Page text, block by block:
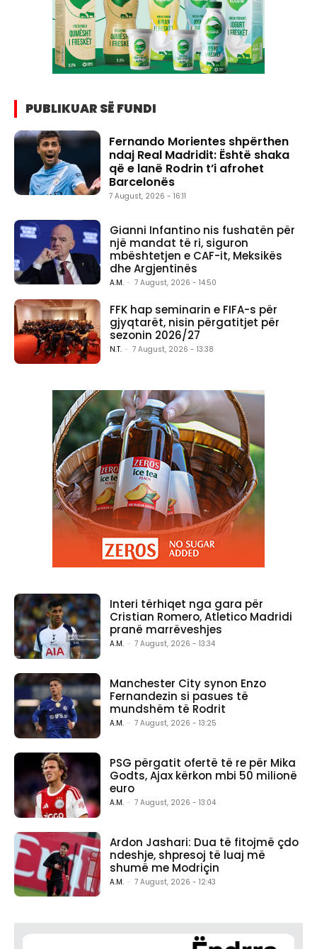
PUBLIKUAR SË FUNDI
Fernando Morientes shpërthen
ndaj Real Madridit: Është shaka
që e lanë Rodrin t’i afrohet
Barcelonës
7 August, 2026 - 16:11
Gianni Infantino nis fushatën për
një mandat të ri, siguron
mbështetjen e CAF-it, Meksikës
dhe Argjentinës
A.M. - 7 August, 2026 - 14:50
FFK hap seminarin e FIFA-s për
gjyqtarët, nisin përgatitjet për
sezonin 2026/27
N.T. - 7 August, 2026 - 13:38
Interi tërhiqet nga gara për
Cristian Romero, Atletico Madridi
pranë marrëveshjes
A.M. - 7 August, 2026 - 13:34
Manchester City synon Enzo
Fernandezin si pasues të
mundshëm të Rodrit
A.M. - 7 August, 2026 - 13:25
PSG përgatit ofertë të re për Mika
Godts, Ajax kërkon mbi 50 milionë
euro
A.M. - 7 August, 2026 - 13:04
Ardon Jashari: Dua të fitojmë çdo
ndeshje, shpresoj të luaj më
shumë me Modriçin
A.M. - 7 August, 2026 - 12:43